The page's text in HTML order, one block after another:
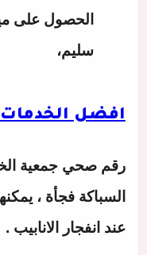
الحصول على
سليم،
افضل الخدمات
رقم صحي جمعية
السباكة فجأة ،
عند انفجار الانابيب .